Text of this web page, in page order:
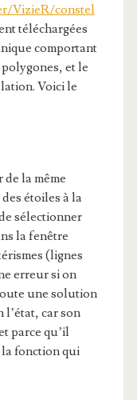
VizieR/constel
téléchargées
comportant
et le
Voici le
la même
étoiles à la
sélectionner
la fenêtre
(lignes
erreur si on
une solution
l’état, car son
parce qu’il
la fonction qui